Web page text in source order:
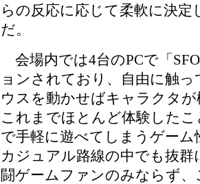
らの反応に応じて柔軟に決
だ。
会場内では4台のPCで「
ョンされており、自由に触
ウスを動かせばキャラクタ
これまでほとんど体験した
で手軽に遊べてしまうゲーム
カジュアル路線の中でも抜
闘ゲームファンのみならず